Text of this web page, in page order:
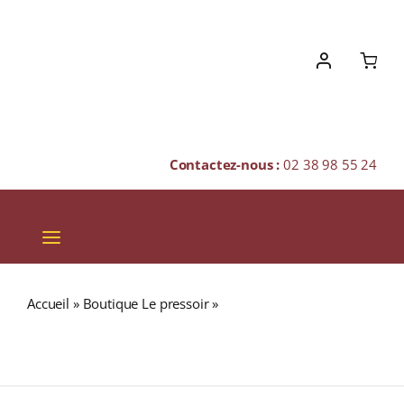
Contactez-nous :02 38 98 55 24
Toggle
Navigation
Accueil » Boutique Le pressoir»